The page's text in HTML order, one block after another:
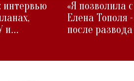
интервью
и
«Я позволила
Елена Тополя
после развода